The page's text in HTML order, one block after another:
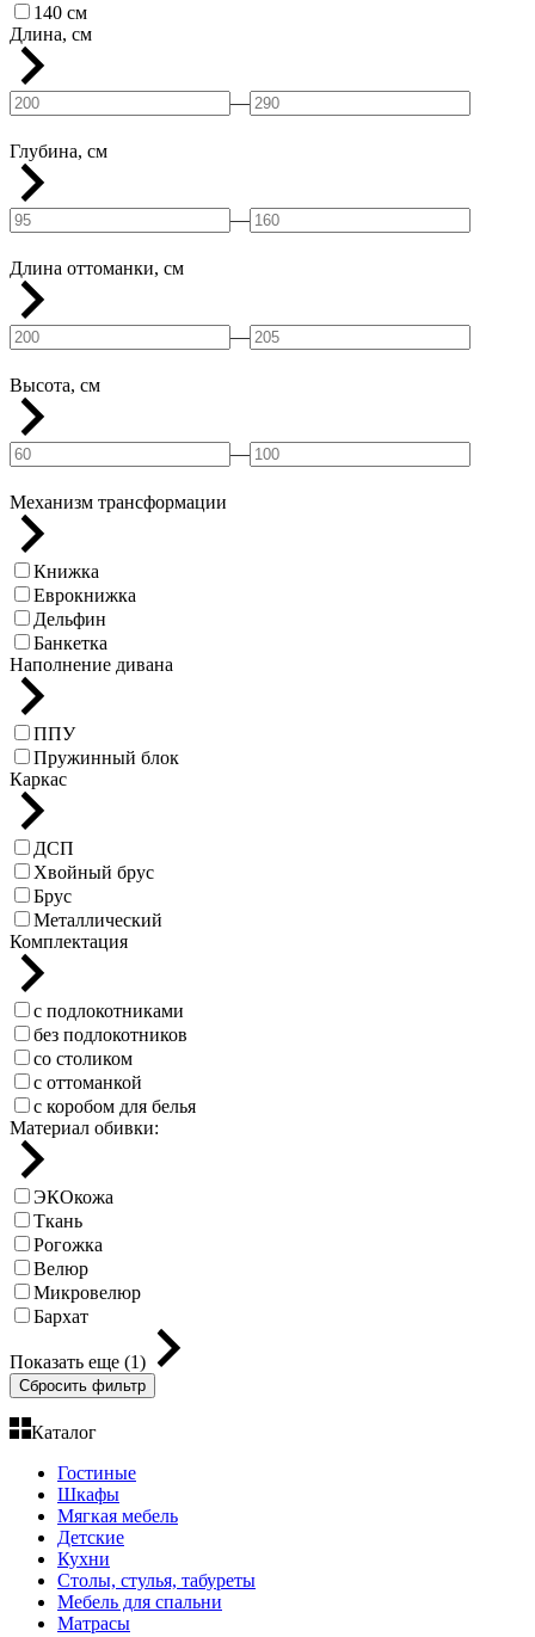
140 см
Длина, см
—
Глубина, см
—
Длина оттоманки, см
—
Высота, см
—
Механизм трансформации
Книжка
Еврокнижка
Дельфин
Банкетка
Наполнение дивана
ППУ
Пружинный блок
Каркас
ДСП
Хвойный брус
Брус
Металлический
Комплектация
с подлокотниками
без подлокотников
со столиком
с оттоманкой
с коробом для белья
Материал обивки:
ЭКОкожа
Ткань
Рогожка
Велюр
Микровелюр
Бархат
Показать еще (1)
Сбросить фильтр
Каталог
Гостиные
Шкафы
Мягкая мебель
Детские
Кухни
Столы, стулья, табуреты
Мебель для спальни
Матрасы